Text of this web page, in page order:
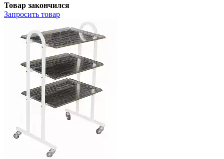
Товар закончился
Запросить товар